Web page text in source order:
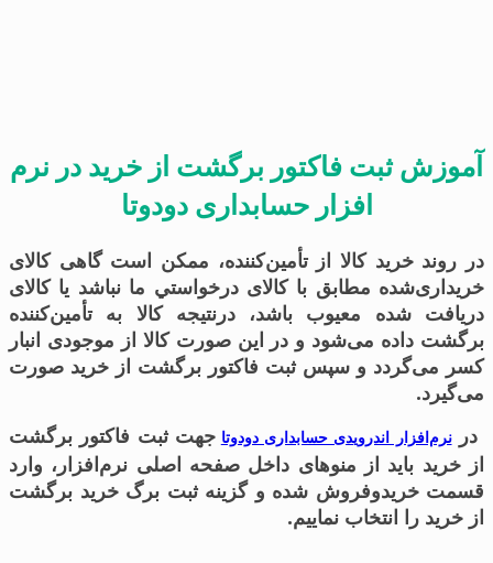
آموزش ثبت فاکتور برگشت از خرید در نرم‌
افزار حسابداری دودوتا
در روند خرید کالا از تأمین‌کننده، ممکن است گاهی کالای
خریداری‌شده مطابق با كالای درخواستي ما نباشد يا كالای
دريافت شده معيوب باشد، درنتیجه كالا به تأمین‌کننده
برگشت داده می‌شود و در این صورت کالا از موجودی انبار
کسر می‌گردد و سپس ثبت فاکتور برگشت از خرید صورت
می‌گیرد.
درنرم‌افزار اندرویدی حسابداری دودوتا جهت ثبت فاکتور برگشت
از خرید باید از منوهای داخل صفحه اصلی نرم‌افزار، وارد
قسمت خریدوفروش شده و گزینه ثبت برگ خرید برگشت
از خرید را انتخاب نماییم.